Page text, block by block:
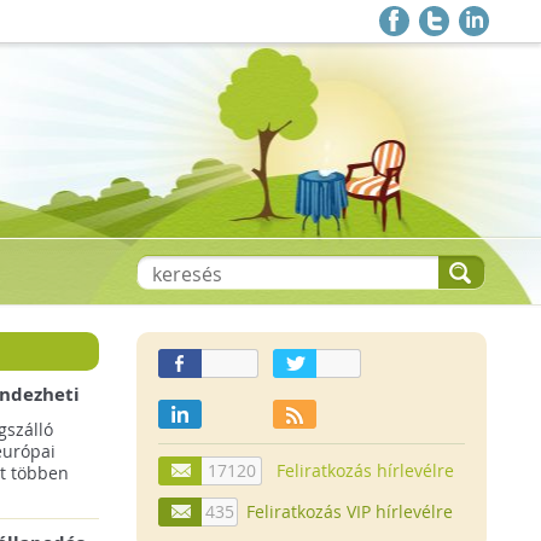
többen
17120
Feliratkozás hírlevélre
435
Feliratkozás VIP hírlevélre